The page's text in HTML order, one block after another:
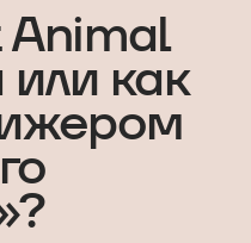
Animal
как